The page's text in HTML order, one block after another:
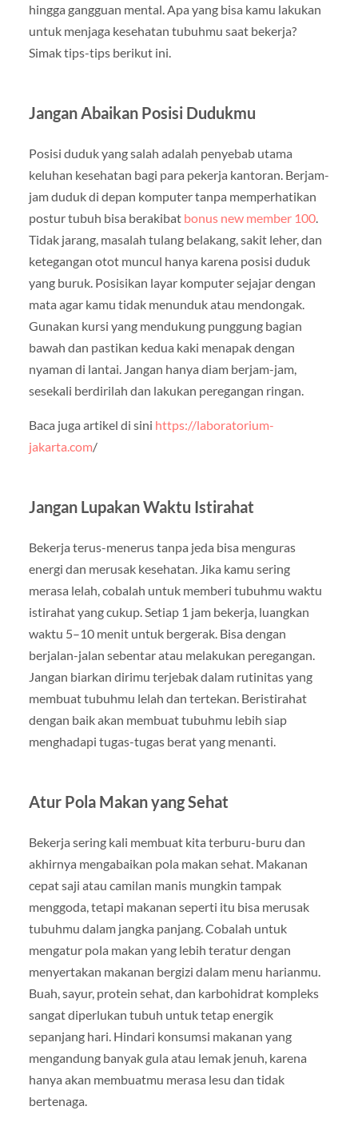
hingga gangguan mental. Apa yang bisa kamu lakukan
untuk menjaga kesehatan tubuhmu saat bekerja?
Simak tips-tips berikut ini.
Jangan Abaikan Posisi Dudukmu
Posisi duduk yang salah adalah penyebab utama
keluhan kesehatan bagi para pekerja kantoran. Berjam-
jam duduk di depan komputer tanpa memperhatikan
postur tubuh bisa berakibat bonus new member 100.
Tidak jarang, masalah tulang belakang, sakit leher, dan
ketegangan otot muncul hanya karena posisi duduk
yang buruk. Posisikan layar komputer sejajar dengan
mata agar kamu tidak menunduk atau mendongak.
Gunakan kursi yang mendukung punggung bagian
bawah dan pastikan kedua kaki menapak dengan
nyaman di lantai. Jangan hanya diam berjam-jam,
sesekali berdirilah dan lakukan peregangan ringan.
Baca juga artikel di sini https://laboratorium-
jakarta.com/
Jangan Lupakan Waktu Istirahat
Bekerja terus-menerus tanpa jeda bisa menguras
energi dan merusak kesehatan. Jika kamu sering
merasa lelah, cobalah untuk memberi tubuhmu waktu
istirahat yang cukup. Setiap 1 jam bekerja, luangkan
waktu 5–10 menit untuk bergerak. Bisa dengan
berjalan-jalan sebentar atau melakukan peregangan.
Jangan biarkan dirimu terjebak dalam rutinitas yang
membuat tubuhmu lelah dan tertekan. Beristirahat
dengan baik akan membuat tubuhmu lebih siap
menghadapi tugas-tugas berat yang menanti.
Atur Pola Makan yang Sehat
Bekerja sering kali membuat kita terburu-buru dan
akhirnya mengabaikan pola makan sehat. Makanan
cepat saji atau camilan manis mungkin tampak
menggoda, tetapi makanan seperti itu bisa merusak
tubuhmu dalam jangka panjang. Cobalah untuk
mengatur pola makan yang lebih teratur dengan
menyertakan makanan bergizi dalam menu harianmu.
Buah, sayur, protein sehat, dan karbohidrat kompleks
sangat diperlukan tubuh untuk tetap energik
sepanjang hari. Hindari konsumsi makanan yang
mengandung banyak gula atau lemak jenuh, karena
hanya akan membuatmu merasa lesu dan tidak
bertenaga.